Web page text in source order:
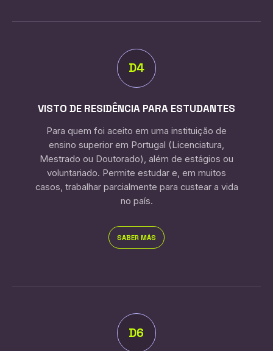
D4
VISTO DE RESIDÊNCIA PARA ESTUDANTES
Para quem foi aceito em uma instituição de
ensino superior em Portugal (Licenciatura,
Mestrado ou Doutorado), além de estágios ou
voluntariado. Permite estudar e, em muitos
casos, trabalhar parcialmente para custear a vida
no país.
SABER MÁS
D6